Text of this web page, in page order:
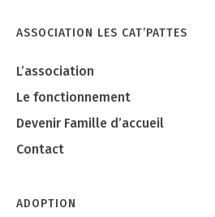
ASSOCIATION LES CAT’PATTES
L’association
Le fonctionnement
Devenir Famille d’accueil
Contact
ADOPTION